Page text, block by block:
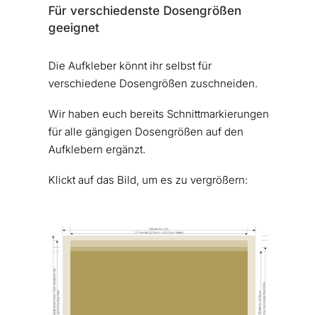
Für verschiedenste Dosengrößen
geeignet
Die Aufkleber könnt ihr selbst für
verschiedene Dosengrößen zuschneiden.
Wir haben euch bereits Schnittmarkierungen
für alle gängigen Dosengrößen auf den
Aufklebern ergänzt.
Klickt auf das Bild, um es zu vergrößern: